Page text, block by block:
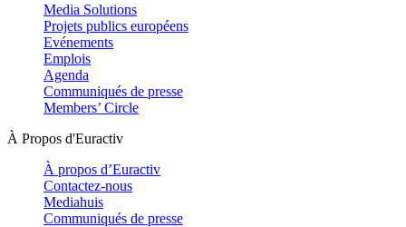
Media Solutions
Projets publics européens
Evénements
Emplois
Agenda
Communiqués de presse
Members’ Circle
À Propos d'Euractiv
À propos d’Euractiv
Contactez-nous
Mediahuis
Communiqués de presse